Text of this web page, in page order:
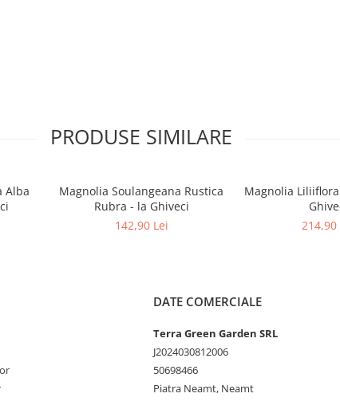
PRODUSE SIMILARE
Alba
Magnolia Soulangeana Rustica
Rubra - la Ghiveci
142,90 Lei
Magnolia
214,90
DATE COMERCIALE
Terra Green Garden SRL
J2024030812006
50698466
Piatra Neamt, Neamt